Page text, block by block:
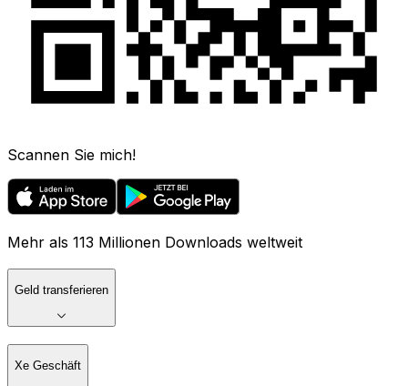
Scannen Sie mich!
Mehr als 113 Millionen Downloads weltweit
Geld transferieren
Xe Geschäft